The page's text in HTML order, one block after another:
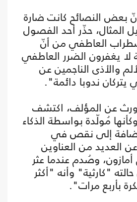
بعض النصائح كانت ضارة
المثال، حذّر أحد الفصول
العاطفي من أنّ
لا يغفرون الضرر العاطفي
والأذى الناجمين عن
ندوبا دائمة".
عن المؤلف، اكتشف
مُولّدة بواسطة الذكاء
إلى نقص في
العديد من العناوين
وصُدم عندما عثر
"كارثية" وأنه "أكثر
بأربع مرات".